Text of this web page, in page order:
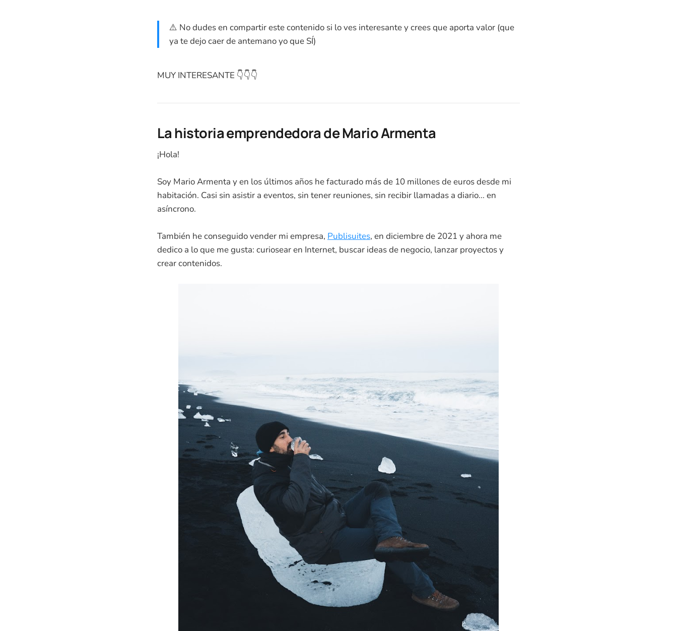
⚠️ No dudes en compartir este contenido si lo ves interesante y crees que aporta valor (que
ya te dejo caer de antemano yo que SÍ)
MUY INTERESANTE 👇👇👇
La historia emprendedora de Mario Armenta
¡Hola!
Soy Mario Armenta y en los últimos años he facturado más de 10 millones de euros desde mi
habitación. Casi sin asistir a eventos, sin tener reuniones, sin recibir llamadas a diario... en
asíncrono.
También he conseguido vender mi empresa, Publisuites, en diciembre de 2021 y ahora me
dedico a lo que me gusta: curiosear en Internet, buscar ideas de negocio, lanzar proyectos y
crear contenidos.